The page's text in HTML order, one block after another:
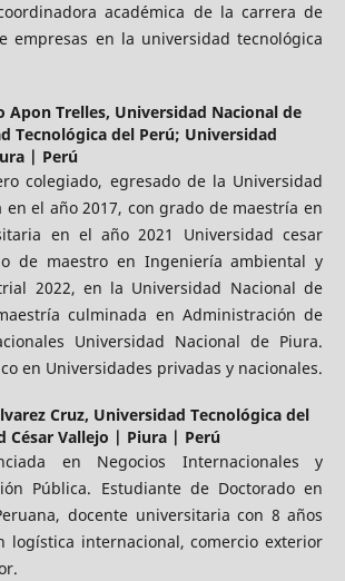
académica de la carrera de
empresas en la universidad tecnológica
Apon Trelles, Universidad Nacional de
Tecnológica del Perú; Universidad
| Perú
colegiado, egresado de la Universidad
en el año 2017, con grado de maestría en
en el año 2021 Universidad cesar
de maestro en Ingeniería ambiental y
2022, en la Universidad Nacional de
culminada en Administración de
Universidad Nacional de Piura.
en Universidades privadas y nacionales.
Cruz, Universidad Tecnológica del
César Vallejo | Piura | Perú
en Negocios Internacionales y
Pública. Estudiante de Doctorado en
docente universitaria con 8 años
logística internacional, comercio exterior